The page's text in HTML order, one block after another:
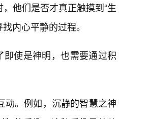
他们是否才真正触摸到“生
内心平静的过程。
即使是神明，也需要通过积
动。例如，沉静的智慧之神